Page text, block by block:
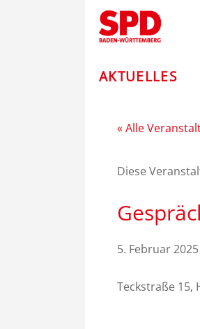
Andreas
AKTUELLES
« Alle
Diese
5. Februar
Teckstraße 15,